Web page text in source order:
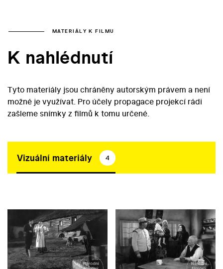
MATERIÁLY K FILMU
K nahlédnutí
Tyto materiály jsou chráněny autorským právem a není
možné je využívat. Pro účely propagace projekcí rádi
zašleme snímky z filmů k tomu určené.
Vizuální materiály 4